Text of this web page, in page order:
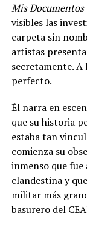
Mis Documentos
visibles las
carpeta sin
artistas
secretamente. A
perfecto.
Él narra en
que su historia
estaba tan
comienza su
inmenso que
clandestina y
militar más
basurero del